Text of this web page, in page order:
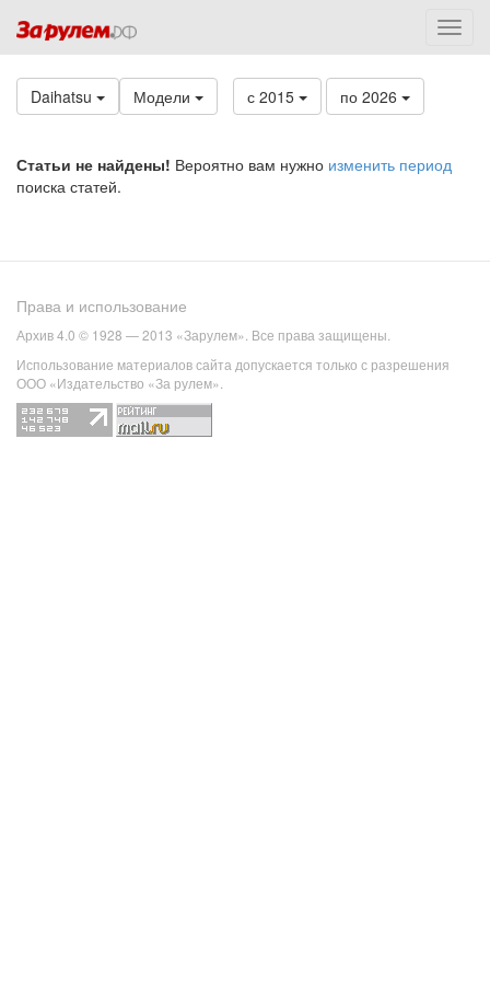
Daihatsu Модели с 2015 по 2026
Статьи не найдены! Вероятно вам нужно изменить период
поиска статей.
Права и использование
Архив 4.0 © 1928 — 2013 «Зарулем». Все права защищены.
Использование материалов сайта допускается только с разрешения
ООО «Издательство «За рулем».